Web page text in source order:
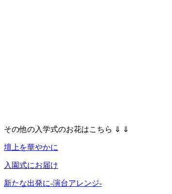
その他の入学式のお花はこちら ⇓ ⇓
壇上を華やかに
入園式にお届け
新たな出発に-演台アレンジ-